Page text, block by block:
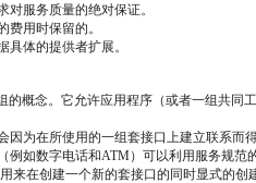
服务质量的绝对保证。
费用时保留的。
体的提供者扩展。
的概念。它允许应用程序（或者一组共
因为在所使用的一组套接口上建立联系
例如数字电话和ATM）可以利用服务规
来在创建一个新的套接口的同时显式的